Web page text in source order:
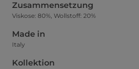
Zusammensetzung
Viskose: 80%, Wollstoff: 20%
Made in
Italy
Kollektion